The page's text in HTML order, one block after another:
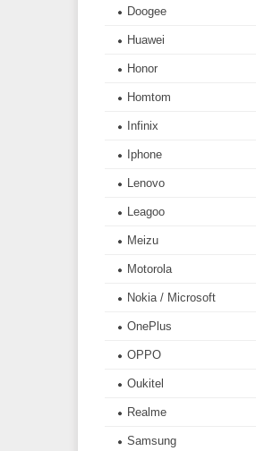
Doogee
Huawei
Honor
Homtom
Infinix
Iphone
Lenovo
Leagoo
Meizu
Motorola
Nokia / Microsoft
OnePlus
OPPO
Oukitel
Realme
Samsung